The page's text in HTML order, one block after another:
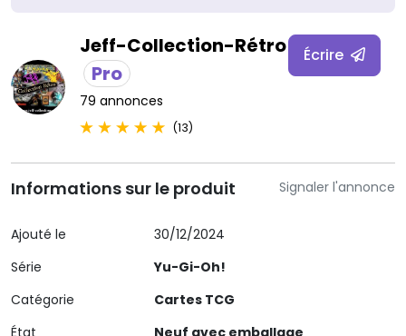
Jeff-Collection-Rétro
Pro
79 annonces
(13)
Écrire
Signaler l'annonce
Informations sur le produit
Ajouté le
30/12/2024
Série
Yu-Gi-Oh!
Catégorie
Cartes TCG
État
Neuf avec emballage